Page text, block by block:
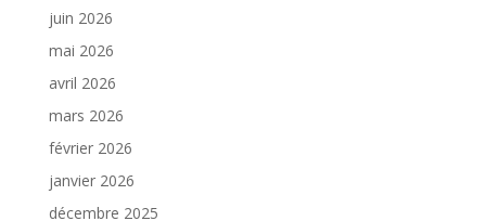
juin 2026
mai 2026
avril 2026
mars 2026
février 2026
janvier 2026
décembre 2025